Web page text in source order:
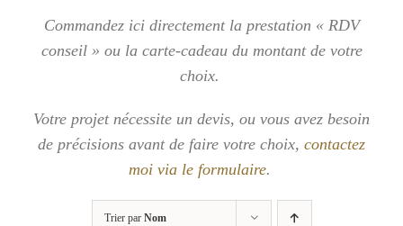
Commandez ici directement la prestation « RDV
conseil » ou la carte-cadeau du montant de votre
choix.
Votre projet nécessite un devis, ou vous avez besoin
de précisions avant de faire votre choix, contactez
moi via le formulaire.
Trier par Nom